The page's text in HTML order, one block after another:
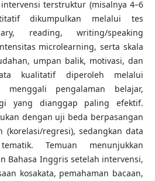
terstruktur (misalnya 4–6
dikumpulkan melalui tes
reading, writing/speaking
microlearning, serta skala
umpan balik, motivasi, dan
kualitatif diperoleh melalui
menggali pengalaman belajar,
yang dianggap paling efektif.
dengan uji beda berpasangan
regresi), sedangkan data
Temuan menunjukkan
Bahasa Inggris setelah intervensi,
kosakata, pemahaman bacaan,